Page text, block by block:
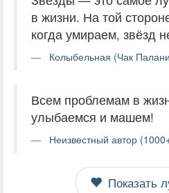
в жизни. На той
когда умираем, звёзд
Колыбельная (Чак
Всем проблемам в
улыбаемся и машем!
Неизвестный автор
Показать